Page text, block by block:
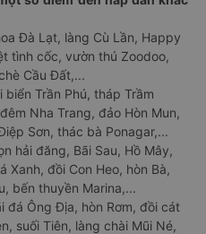
Đà Lạt, làng Cù Lần, Happy
tình cốc, vườn thú Zoodoo,
Cầu Đất,...
biển Trần Phú, tháp Trầm
Nha Trang, đảo Hòn Mun,
Sơn, thác bà Ponagar,...
hải đăng, Bãi Sau, Hồ Mây,
Xanh, đồi Con Heo, hòn Bà,
bến thuyền Marina,...
đá Ông Địa, hòn Rơm, đồi cát
suối Tiên, làng chài Mũi Né,